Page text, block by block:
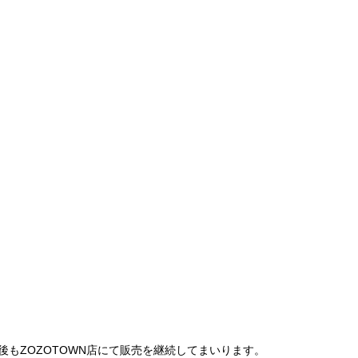
ZOZOTOWN店にて販売を継続してまいります。